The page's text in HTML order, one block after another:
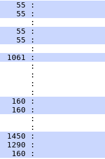
55 :
55 :
:
55 :
55 :
:
1061 :
:
:
:
:
160 :
160 :
:
:
1450 :
1290 :
160 :